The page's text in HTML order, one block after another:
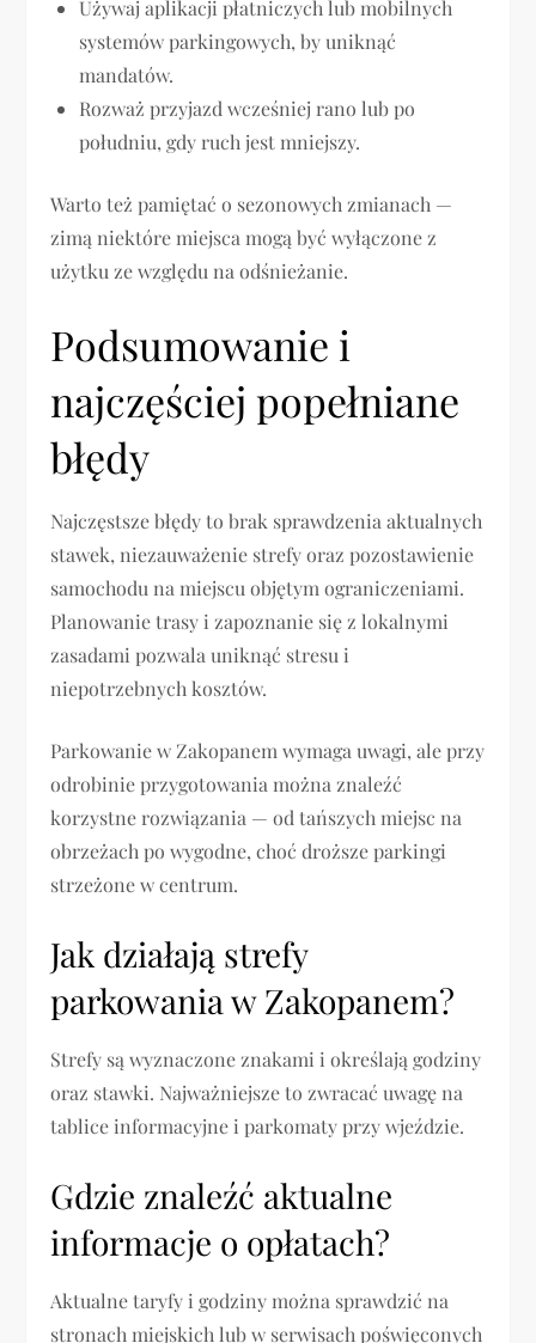
Używaj aplikacji płatniczych lub mobilnych
systemów parkingowych, by uniknąć
mandatów.
Rozważ przyjazd wcześniej rano lub po
południu, gdy ruch jest mniejszy.
Warto też pamiętać o sezonowych zmianach —
zimą niektóre miejsca mogą być wyłączone z
użytku ze względu na odśnieżanie.
Podsumowanie i
najczęściej popełniane
błędy
Najczęstsze błędy to brak sprawdzenia aktualnych
stawek, niezauważenie strefy oraz pozostawienie
samochodu na miejscu objętym ograniczeniami.
Planowanie trasy i zapoznanie się z lokalnymi
zasadami pozwala uniknąć stresu i
niepotrzebnych kosztów.
Parkowanie w Zakopanem wymaga uwagi, ale przy
odrobinie przygotowania można znaleźć
korzystne rozwiązania — od tańszych miejsc na
obrzeżach po wygodne, choć droższe parkingi
strzeżone w centrum.
Jak działają strefy
parkowania w Zakopanem?
Strefy są wyznaczone znakami i określają godziny
oraz stawki. Najważniejsze to zwracać uwagę na
tablice informacyjne i parkomaty przy wjeździe.
Gdzie znaleźć aktualne
informacje o opłatach?
Aktualne taryfy i godziny można sprawdzić na
stronach miejskich lub w serwisach poświęconych